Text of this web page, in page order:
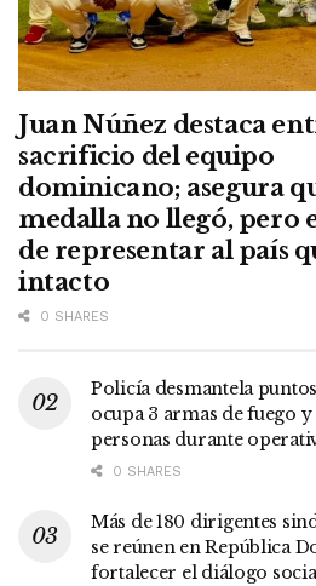
Juan Núñez destaca
sacrificio del equipo
dominicano; asegura
medalla no llegó, pero
de representar al país
intacto
0 SHARES
Policía desmantela
ocupa 3 armas de fuego
personas durante
0 SHARES
Más de 180 dirigentes
se reúnen en República
fortalecer el diálogo